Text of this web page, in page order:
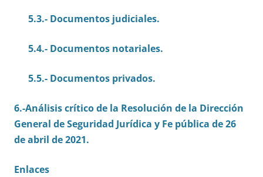
5.3.- Documentos judiciales.
5.4.- Documentos notariales.
5.5.- Documentos privados.
6.-Análisis crítico de la Resolución de la Dirección
General de Seguridad Jurídica y Fe pública de 26
de abril de 2021.
Enlaces